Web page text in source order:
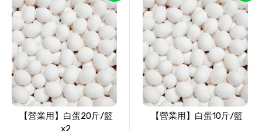
【營業用】白蛋20斤/籃
x2
【營業用】白蛋10斤/籃